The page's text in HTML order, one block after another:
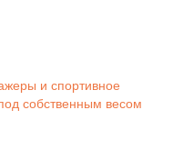
и спортивное
собственным весом